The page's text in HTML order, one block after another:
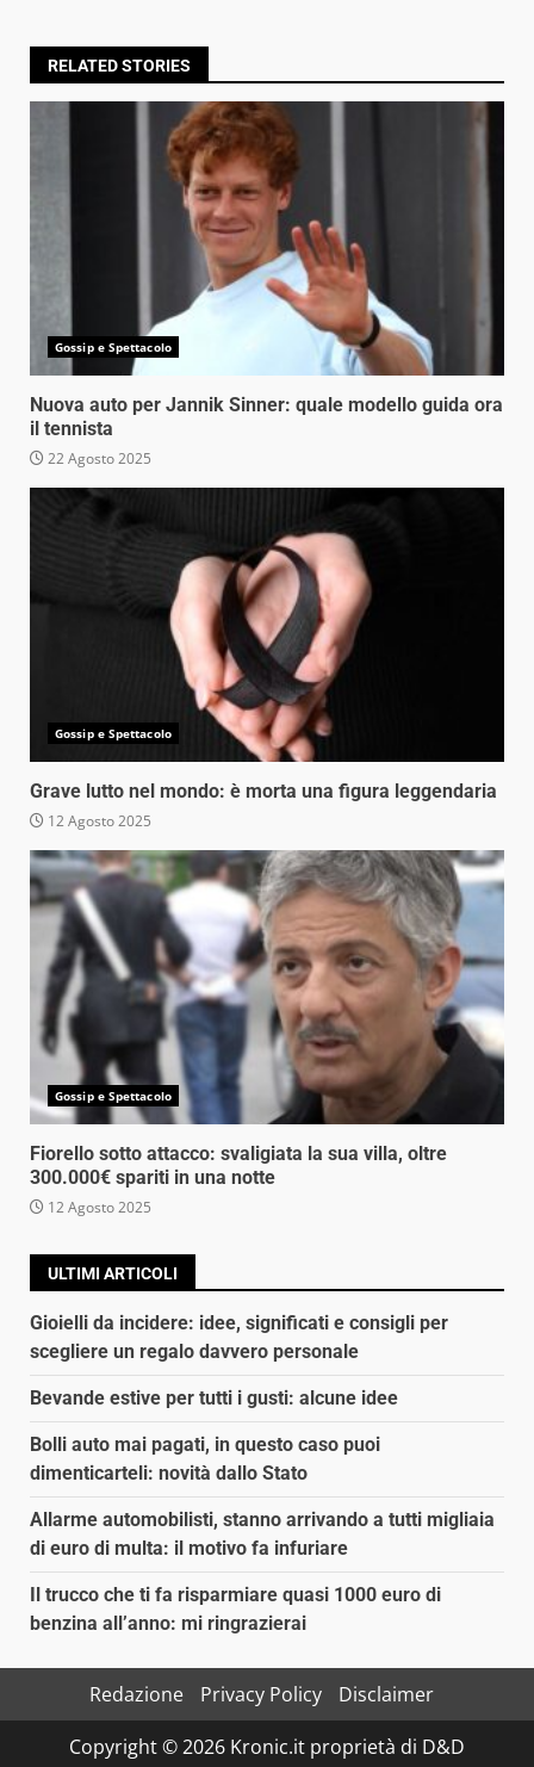
RELATED STORIES
Gossip e Spettacolo
Nuova auto per Jannik Sinner: quale modello guida ora
il tennista
22 Agosto 2025
Gossip e Spettacolo
Grave lutto nel mondo: è morta una figura leggendaria
12 Agosto 2025
Gossip e Spettacolo
Fiorello sotto attacco: svaligiata la sua villa, oltre
300.000€ spariti in una notte
12 Agosto 2025
ULTIMI ARTICOLI
Gioielli da incidere: idee, significati e consigli per
scegliere un regalo davvero personale
Bevande estive per tutti i gusti: alcune idee
Bolli auto mai pagati, in questo caso puoi
dimenticarteli: novità dallo Stato
Allarme automobilisti, stanno arrivando a tutti migliaia
di euro di multa: il motivo fa infuriare
Il trucco che ti fa risparmiare quasi 1000 euro di
benzina all’anno: mi ringrazierai
Redazione Privacy Policy
Disclaimer
Copyright © 2026 Kronic.it proprietà di D&D